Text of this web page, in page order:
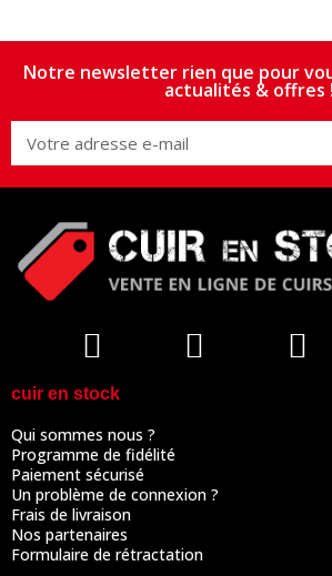
Notre newsletter rien que pour
actualités & offres !
cuir en stock
Qui sommes nous ?
Programme de fidélité
Paiement sécurisé
Un problème de connexion ?
Frais de livraison
Nos partenaires
Formulaire de rétractation